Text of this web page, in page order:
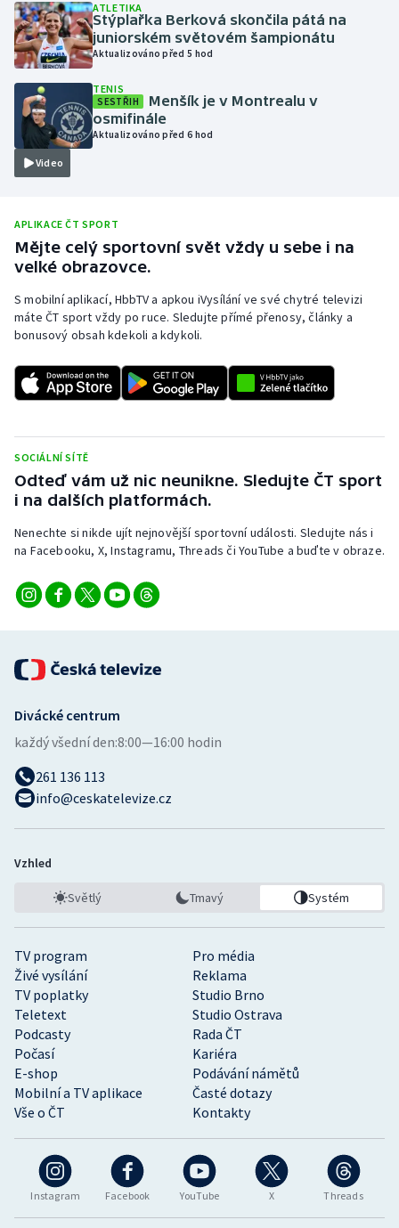
Motorsport
Olympijské hry
Parasport
Plavání
Ragby
Rychlobruslení
Rychlostní kanoistika
Sportovní střelba
Stolní tenis
Triatlon
Veslování
Volejbal
Ostatní
ATLETIKA
Stýplařka Berková skončila pátá na
juniorském světovém šampionátu
Aktualizováno před 5 hod
Video
TENIS
SESTŘIH
Menšík je v Montrealu v
osmifinále
Aktualizováno před 6 hod
APLIKACE ČT SPORT
Mějte celý sportovní svět vždy u sebe i na
velké obrazovce.
S mobilní aplikací, HbbTV a apkou iVysílání ve své chytré televizi
máte ČT sport vždy po ruce. Sledujte přímé přenosy, články a
bonusový obsah kdekoli a kdykoli.
SOCIÁLNÍ SÍTĚ
Odteď vám už nic neunikne. Sledujte ČT sport
i na dalších platformách.
Nenechte si nikde ujít nejnovější sportovní události. Sledujte nás i
na Facebooku, X, Instagramu, Threads či YouTube a buďte v obraze.
Instagram Facebook YouTube X Threads
TV program
Pro média
Živé vysílání
Reklama
TV poplatky
Studio Brno
Teletext
Studio Ostrava
Podcasty
Rada ČT
Počasí
Kariéra
E-shop
Podávání námětů
Mobilní a TV aplikace
Časté dotazy
Vše o ČT
Kontakty
Divácké centrum
každý všední den:8:00—16:00 hodin
261 136 113
info@ceskatelevize.cz
Vzhled
Světlý Tmavý Systém